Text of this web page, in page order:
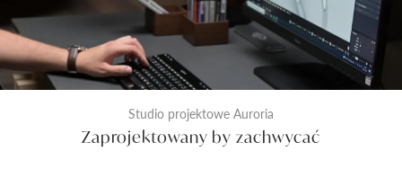
Studio projektowe Auroria
Zaprojektowany by zachwycać